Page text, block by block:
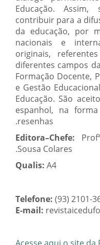
Educação.
contribuir para a
da educação, por
nacionais e
originais,
diferentes campos
Formação Docente,
e Gestão
Educação. São
espanhol, na
resenhas.
Editora–Chefe:
Sousa Colares.
Qualis: A4
Telefone: (93) 2101-
E-mail: